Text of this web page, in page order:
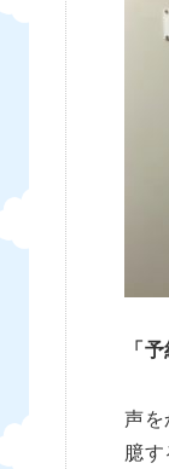
「
声を
臆す